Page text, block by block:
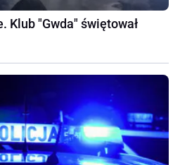
Klub "Gwda" świętował